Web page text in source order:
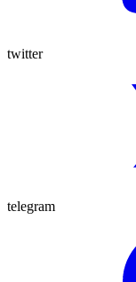
twitter
telegram